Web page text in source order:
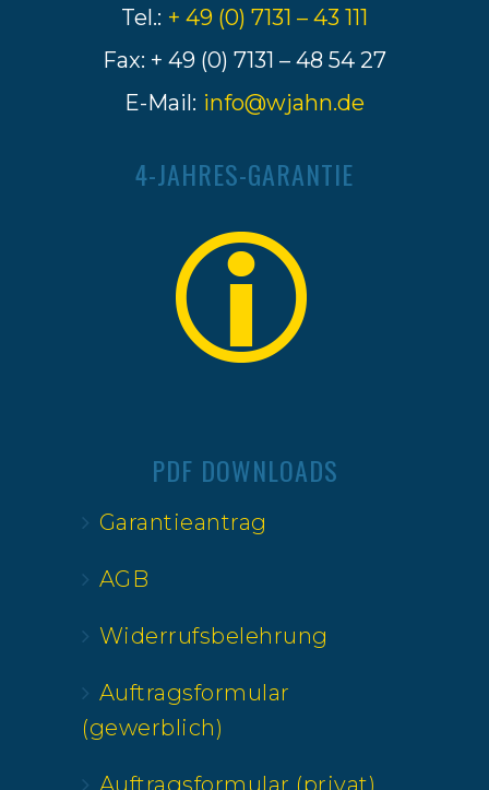
Tel.: + 49 (0) 7131 – 43 111
Fax: + 49 (0) 7131 – 48 54 27
E-Mail: info@wjahn.de
4-JAHRES-GARANTIE
PDF DOWNLOADS
Garantieantrag
AGB
Widerrufsbelehrung
Auftragsformular
(gewerblich)
Auftragsformular (privat)